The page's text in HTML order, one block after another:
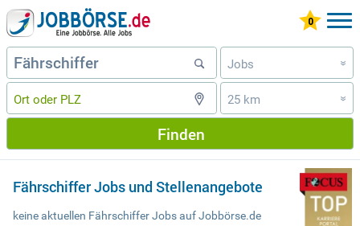
Jobs »
25 km »
Finden
Fährschiffer Jobs und Stellenangebote
keine aktuellen Fährschiffer Jobs auf Jobbörse.de